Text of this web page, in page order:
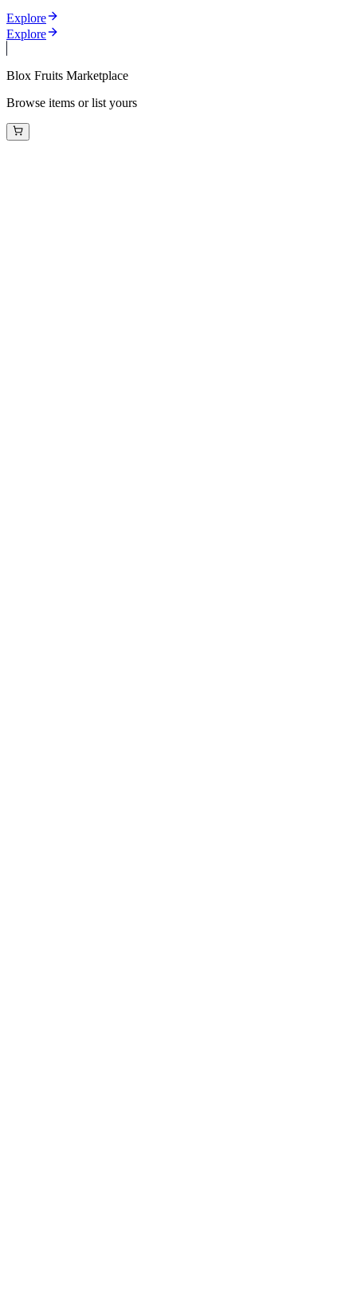
Explore
Explore
Blox Fruits Marketplace
Browse items or list yours